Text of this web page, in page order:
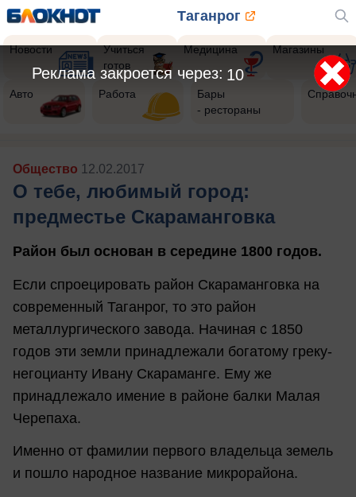
Таганрог
Новости
Учиться
готов
Медицина Магазины
Авто Работа
Бары
- рестораны
Общество 12.02.2017
О тебе, любимый город:
предместье Скараманговка
Район был основан в середине 1800 годов.
Если спроецировать район Скараманговка на
современный Таганрог, то это район
металлургического завода. Начиная с 1850
годов эти земли принадлежали богатому греку-
негоцианту Ивану Скараманге. Ему же
принадлежало имение в районе балки Малая
Черепаха.
Именно от фамилии первого владельца земель
и пошло народное название микрорайона.
7
Реклама закроется через: